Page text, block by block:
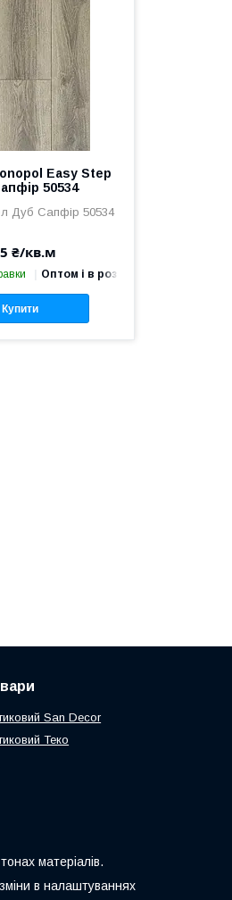
Easy Step
50534
Дуб Сапфір 50534
₴/кв.м
Оптом і в роздріб
Купити
San Decor
Теко
матеріалів.
в налаштуваннях